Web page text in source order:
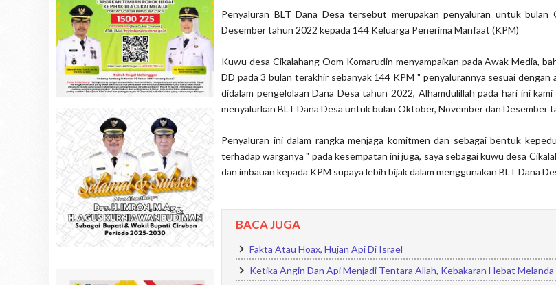
Penyaluran BLT Dana Desa tersebut merupakan penyaluran untuk bulan
Desember tahun 2022 kepada 144 Keluarga Penerima Manfaat (KPM)
Kuwu desa Cikalahang Oom Komarudin menyampaikan pada Awak Media,
DD pada 3 bulan terakhir sebanyak 144 KPM " penyalurannya sesuai
didalam pengelolaan Dana Desa tahun 2022, Alhamdulillah pada hari ini kami
menyalurkan BLT Dana Desa untuk bulan Oktober, November dan Desember
Penyaluran ini dalam rangka menjaga komitmen dan sebagai bentuk
terhadap warganya " pada kesempatan ini juga, saya sebagai kuwu desa
dan imbauan kepada KPM supaya lebih bijak dalam menggunakan BLT Dana
BACA JUGA
Fakta Atau Hoax, Hujan Api Di Israel
Ketika Angin Dan Api Menjadi Tentara Allah, Kebakaran Hebat Melanda